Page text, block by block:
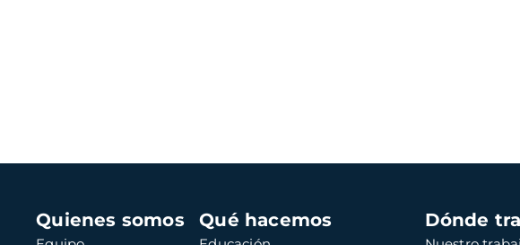
Navegación
principal
Quienes somos Qué hacemos Dónde